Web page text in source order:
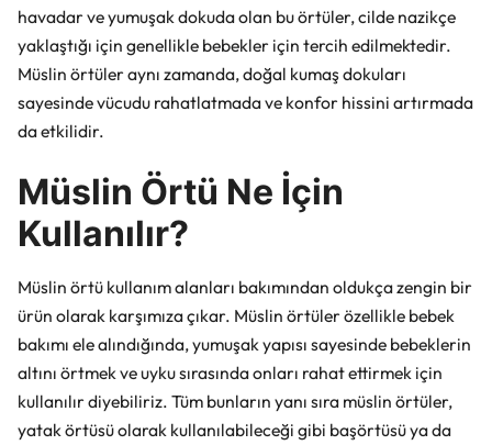
havadar ve yumuşak dokuda olan bu örtüler, cilde nazikçe
yaklaştığı için genellikle bebekler için tercih edilmektedir.
Müslin örtüler aynı zamanda, doğal kumaş dokuları
sayesinde vücudu rahatlatmada ve konfor hissini artırmada
da etkilidir.
Müslin Örtü Ne İçin
Kullanılır​?
Müslin örtü kullanım alanları bakımından oldukça zengin bir
ürün olarak karşımıza çıkar. Müslin örtüler özellikle bebek
bakımı ele alındığında, yumuşak yapısı sayesinde bebeklerin
altını örtmek ve uyku sırasında onları rahat ettirmek için
kullanılır diyebiliriz. Tüm bunların yanı sıra müslin örtüler,
yatak örtüsü olarak kullanılabileceği gibi başörtüsü ya da